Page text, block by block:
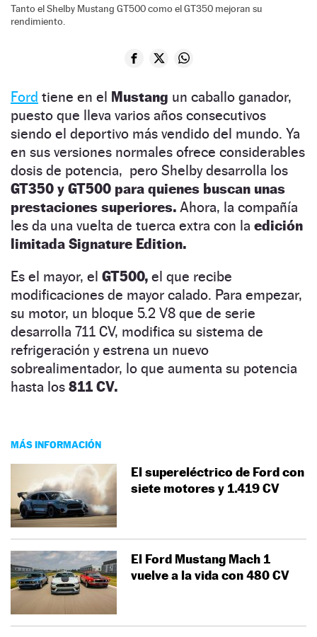
Tanto el Shelby Mustang GT500 como el GT350 mejoran su
rendimiento.
Ford tiene en el Mustang un caballo ganador,
puesto que lleva varios años consecutivos
siendo el deportivo más vendido del mundo. Ya
en sus versiones normales ofrece considerables
dosis de potencia, pero Shelby desarrolla los
GT350 y GT500 para quienes buscan unas
prestaciones superiores. Ahora, la compañía
les da una vuelta de tuerca extra con la edición
limitada Signature Edition.
Es el mayor, el GT500, el que recibe
modificaciones de mayor calado. Para empezar,
su motor, un bloque 5.2 V8 que de serie
desarrolla 711 CV, modifica su sistema de
refrigeración y estrena un nuevo
sobrealimentador, lo que aumenta su potencia
hasta los 811 CV.
MÁS INFORMACIÓN
El supereléctrico de Ford con
siete motores y 1.419 CV
El Ford Mustang Mach 1
vuelve a la vida con 480 CV